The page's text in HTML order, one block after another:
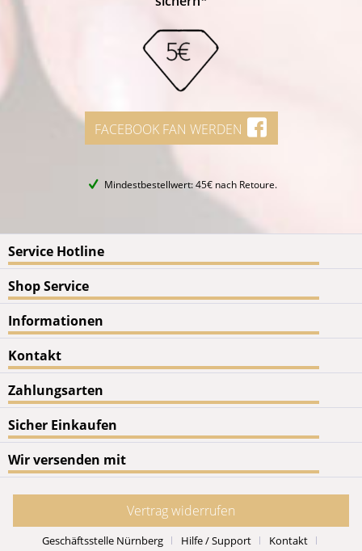
FACEBOOK FAN WERDEN
Mindestbestellwert: 45€ nach Retoure.
Service Hotline
Shop Service
Informationen
Kontakt
Zahlungsarten
Sicher Einkaufen
Wir versenden mit
Vertrag widerrufen
Geschäftsstelle Nürnberg Hilfe / Support Kontakt